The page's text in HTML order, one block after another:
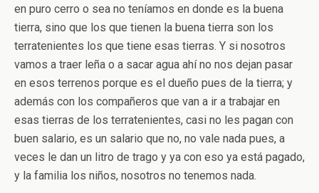
en puro cerro o sea no teníamos en donde es la buena
tierra, sino que los que tienen la buena tierra son los
terratenientes los que tiene esas tierras. Y si nosotros
vamos a traer leña o a sacar agua ahí no nos dejan pasar
en esos terrenos porque es el dueño pues de la tierra; y
además con los compañeros que van a ir a trabajar en
esas tierras de los terratenientes, casi no les pagan con
buen salario, es un salario que no, no vale nada pues, a
veces le dan un litro de trago y ya con eso ya está pagado,
y la familia los niños, nosotros no tenemos nada.